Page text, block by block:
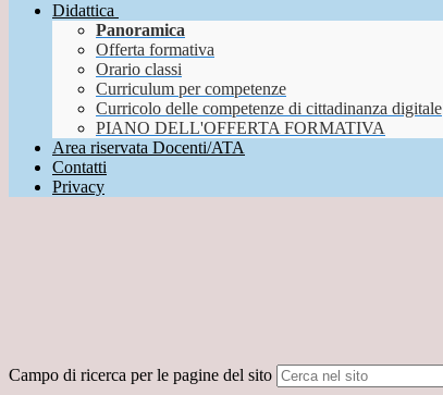
Didattica
Panoramica
Offerta formativa
Orario classi
Curriculum per competenze
Curricolo delle competenze di cittadinanza digitale
PIANO DELL'OFFERTA FORMATIVA
Area riservata Docenti/ATA
Contatti
Privacy
Campo di ricerca per le pagine del sito